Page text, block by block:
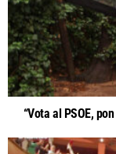
“Vota al PSOE,